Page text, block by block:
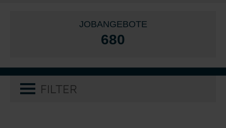
JOBANGEBOTE
680
FILTER